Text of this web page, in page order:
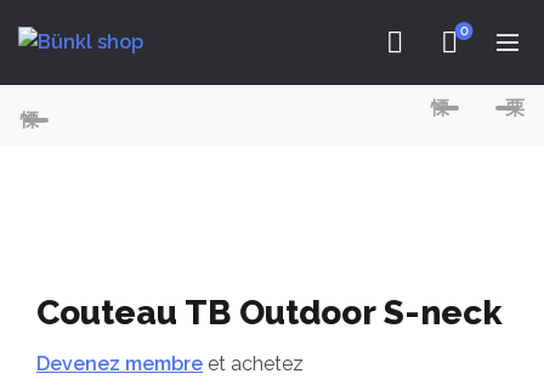
0
Couteau TB Outdoor S-neck
Devenez membre et achetez